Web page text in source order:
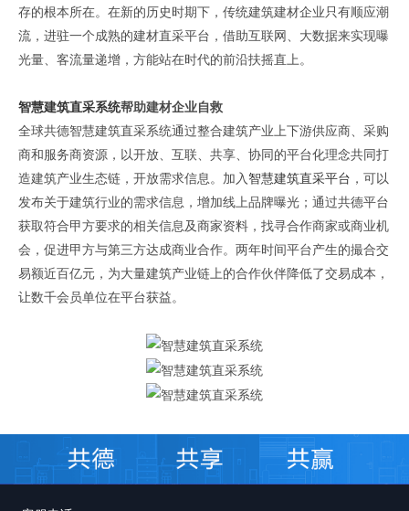
存的根本所在。在新的历史时期下，传统建筑建材企业只有顺应潮
流，进驻一个成熟的建材直采平台，借助互联网、大数据来实现曝
光量、客流量递增，方能站在时代的前沿扶摇直上。
智慧建筑直采系统帮助建材企业自救
全球共德智慧建筑直采系统通过整合建筑产业上下游供应商、采购
商和服务商资源，以开放、互联、共享、协同的平台化理念共同打
造建筑产业生态链，开放需求信息。加入 智慧建筑直采平台 ，可以
发布关于建筑行业的需求信息，增加线上品牌曝光；通过共德平台
获取符合甲方要求的相关信息及商家资料，找寻合作商家或商业机
会，促进甲方与第三方达成商业合作。两年时间平台产生的撮合交
易额近百亿元，为大量建筑产业链上的合作伙伴降低了交易成本，
让数千会员单位在平台获益。